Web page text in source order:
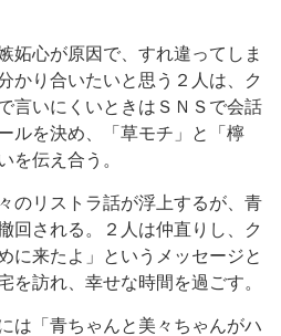
妬心が原因で、すれ違ってしま
かり合いたいと思う２人は、ク
言いにくいときはＳＮＳで会話
ルを決め、「草モチ」と「檸
を伝え合う。
のリストラ話が浮上するが、青
回される。２人は仲直りし、ク
に来たよ」というメッセージと
を訪れ、幸せな時間を過ごす。
は「青ちゃんと美々ちゃんがハ